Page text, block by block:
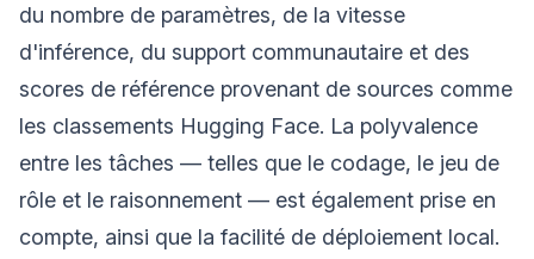
du nombre de paramètres, de la vitesse
d'inférence, du support communautaire et des
scores de référence provenant de sources comme
les classements Hugging Face. La polyvalence
entre les tâches — telles que le codage, le jeu de
rôle et le raisonnement — est également prise en
compte, ainsi que la facilité de déploiement local.